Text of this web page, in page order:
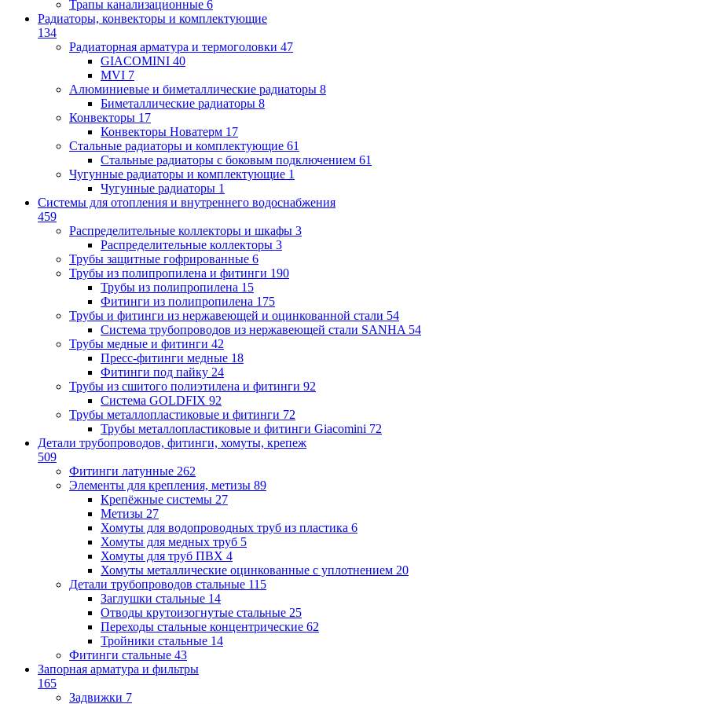
Трапы канализационные 6
Радиаторы, конвекторы и комплектующие
134
Радиаторная арматура и термоголовки 47
GIACOMINI 40
MVI 7
Алюминиевые и биметаллические радиаторы 8
Биметаллические радиаторы 8
Конвекторы 17
Конвекторы Новатерм 17
Стальные радиаторы и комплектующие 61
Стальные радиаторы с боковым подключением 61
Чугунные радиаторы и комплектующие 1
Чугунные радиаторы 1
Системы для отопления и внутреннего водоснабжения
459
Распределительные коллекторы и шкафы 3
Распределительные коллекторы 3
Трубы защитные гофрированные 6
Трубы из полипропилена и фитинги 190
Трубы из полипропилена 15
Фитинги из полипропилена 175
Трубы и фитинги из нержавеющей и оцинкованной стали 54
Система трубопроводов из нержавеющей стали SANHA 54
Трубы медные и фитинги 42
Пресс-фитинги медные 18
Фитинги под пайку 24
Трубы из сшитого полиэтилена и фитинги 92
Система GOLDFIX 92
Трубы металлопластиковые и фитинги 72
Трубы металлопластиковые и фитинги Giacomini 72
Детали трубопроводов, фитинги, хомуты, крепеж
509
Фитинги латунные 262
Элементы для крепления, метизы 89
Крепёжные системы 27
Метизы 27
Хомуты для водопроводных труб из пластика 6
Хомуты для медных труб 5
Хомуты для труб ПВХ 4
Хомуты металлические оцинкованные с уплотнением 20
Детали трубопроводов стальные 115
Заглушки стальные 14
Отводы крутоизогнутые стальные 25
Переходы стальные концентрические 62
Тройники стальные 14
Фитинги стальные 43
Запорная арматура и фильтры
165
Задвижки 7